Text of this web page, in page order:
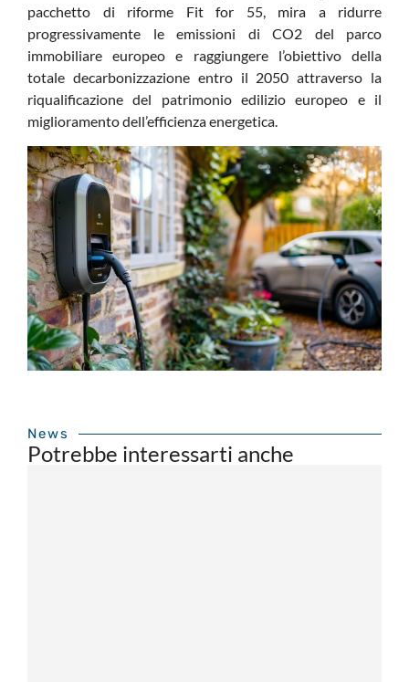
pacchetto di riforme Fit for 55, mira a ridurre
progressivamente le emissioni di CO2 del parco
immobiliare europeo e raggiungere l’obiettivo della
totale decarbonizzazione entro il 2050 attraverso la
riqualificazione del patrimonio edilizio europeo e il
miglioramento dell’efficienza energetica.
News
Potrebbe interessarti anche